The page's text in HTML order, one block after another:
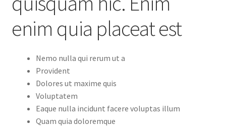
enim quia placeat est
Nemo nulla qui rerum ut a
Provident
Dolores ut maxime quis
Voluptatem
Eaque nulla incidunt facere voluptas illum
Quam quia doloremque